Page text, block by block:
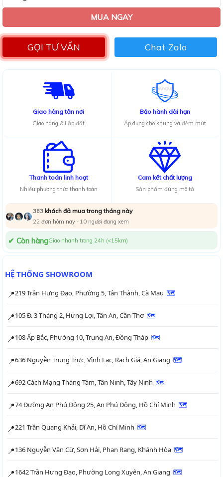
Bàn ăn mặt đá Ceramic chân U kèm ghế Levi số lượng
MUA NGAY
GỌI TƯ VẤN Chat Zalo
Giao hàng tân nơi
Giao hàng & Lắp đặt
Bảo hành dài hạn
Áp dụng cho khung và đệm mút
Thanh toán linh hoạt
Nhiều phương thức thanh toán
Cam kết chất lượng
Sản phẩm đúng mô tả
383 khách đã mua trong tháng này
22 đơn hôm nay · 12 người đang xem
✔ Còn hàngGiao nhanh trong 24h (<15km)
HỆ THỐNG SHOWROOM
📍219 Trần Hưng Đạo, Phường 5, Tân Thành, Cà Mau 🗺
📍105 Đ. 3 Tháng 2, Hưng Lợi, Tân An, Cần Thơ 🗺
📍108 Ấp Bắc, Phường 10, Trung An, Đồng Tháp 🗺
📍636 Nguyễn Trung Trực, Vĩnh Lạc, Rạch Giá, An Giang 🗺
📍692 Cách Mạng Tháng Tám, Tân Ninh, Tây Ninh 🗺
📍74 Đường An Phú Đông 25, An Phú Đông, Hồ Chí Minh 🗺
📍221 Trần Quang Khải, Dĩ An, Hồ Chí Minh 🗺
📍136 Nguyễn Văn Cừ, Sơn Hải, Phan Rang, Khánh Hòa 🗺
📍1642 Trần Hưng Đạo, Phường Long Xuyên, An Giang 🗺